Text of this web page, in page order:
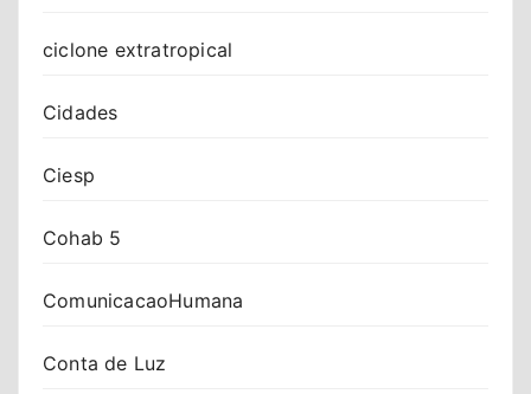
ciclone extratropical
Cidades
Ciesp
Cohab 5
ComunicacaoHumana
Conta de Luz